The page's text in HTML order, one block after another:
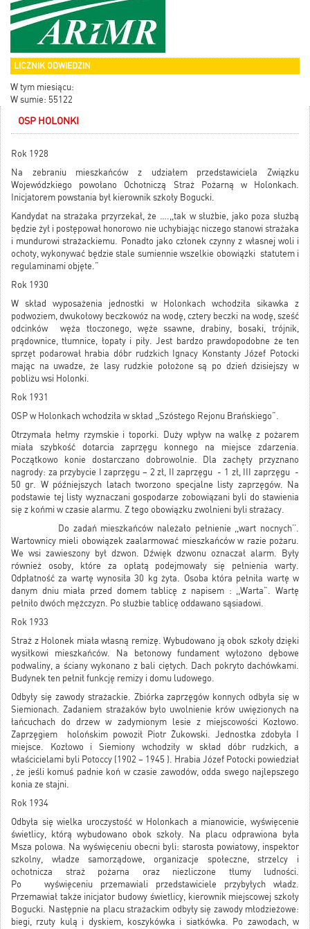
LICZNIK ODWIEDZIN
W tym miesiącu:
W sumie: 55122
OSP HOLONKI
Rok 1928
Na zebraniu mieszkańców z udziałem przedstawiciela Związku
Wojewódzkiego powołano Ochotniczą Straż Pożarną w Holonkach.
Inicjatorem powstania był kierownik szkoły Bogucki.
Kandydat na strażaka przyrzekał, że ….,,tak w służbie, jako poza służbą
będzie żył i postępował honorowo nie uchybiając niczego stanowi strażaka
i mundurowi strażackiemu. Ponadto jako członek czynny z własnej woli i
ochoty, wykonywać będzie stale sumiennie wszelkie obowiązki statutem i
regulaminami objęte.”
Rok 1930
W skład wyposażenia jednostki w Holonkach wchodziła sikawka z
podwoziem, dwukołowy beczkowóz na wodę, cztery beczki na wodę, sześć
odcinków węża tłoczonego, węże ssawne, drabiny, bosaki, trójnik,
prądownice, tłumnice, łopaty i piły. Jest bardzo prawdopodobne że ten
sprzęt podarował hrabia dóbr rudzkich Ignacy Konstanty Józef Potocki
mając na uwadze, że lasy rudzkie położone są po dzień dzisiejszy w
pobliżu wsi Holonki.
Rok 1931
OSP w Holonkach wchodziła w skład ,,Szóstego Rejonu Brańskiego”.
Otrzymała hełmy rzymskie i toporki. Duży wpływ na walkę z pożarem
miała szybkość dotarcia zaprzęgu konnego na miejsce zdarzenia.
Początkowo konie dostarczano dobrowolnie. Dla zachęty przyznano
nagrody: za przybycie I zaprzęgu – 2 zł, II zaprzęgu - 1 zł, III zaprzęgu -
50 gr. W późniejszych latach tworzono specjalne listy zaprzęgów. Na
podstawie tej listy wyznaczani gospodarze zobowiązani byli do stawienia
się z końmi w czasie alarmu. Z tego obowiązku zwolnieni byli strażacy.
Do zadań mieszkańców należało pełnienie ,,wart nocnych’’.
Wartownicy mieli obowiązek zaalarmować mieszkańców w razie pożaru.
We wsi zawieszony był dzwon. Dźwięk dzwonu oznaczał alarm. Były
również osoby, które za opłatą podejmowały się pełnienia warty.
Odpłatność za wartę wynosiła 30 kg żyta. Osoba która pełniła wartę w
danym dniu miała przed domem tablicę z napisem : ,,Warta”. Wartę
pełniło dwóch mężczyzn. Po służbie tablicę oddawano sąsiadowi.
Rok 1933
Straż z Holonek miała własną remizę. Wybudowano ją obok szkoły dzięki
wysiłkowi mieszkańców. Na betonowy fundament wyłożono dębowe
podwaliny, a ściany wykonano z bali ciętych. Dach pokryto dachówkami.
Budynek ten pełnił funkcję remizy i domu ludowego.
Odbyły się zawody strażackie. Zbiórka zaprzęgów konnych odbyła się w
Siemionach. Zadaniem strażaków było uwolnienie krów uwięzionych na
łańcuchach do drzew w zadymionym lesie z miejscowości Kozłowo.
Zaprzęgiem holońskim powoził Piotr Żukowski. Jednostka zdobyła I
miejsce. Kozłowo i Siemiony wchodziły w skład dóbr rudzkich, a
właścicielami byli Potoccy (1902 – 1945 ). Hrabia Józef Potocki powiedział
, że jeśli komuś padnie koń w czasie zawodów, odda swego najlepszego
konia ze stajni.
Rok 1934
Odbyła się wielka uroczystość w Holonkach a mianowicie, wyświęcenie
świetlicy, którą wybudowano obok szkoły. Na placu odprawiona była
Msza polowa. Na wyświęceniu obecni byli: starosta powiatowy, inspektor
szkolny, władze samorządowe, organizacje społeczne, strzelcy i
ochotnicza straż pożarna oraz niezliczone tłumy ludności.
Po wyświęceniu przemawiali przedstawiciele przybyłych władz.
Przemawiał także inicjator budowy świetlicy, kierownik miejscowej szkoły
Bogucki. Następnie na placu strażackim odbyły się zawody młodzieżowe:
biegi, rzuty kulą i dyskiem, koszykówka i siatkówka. Po zawodach, w